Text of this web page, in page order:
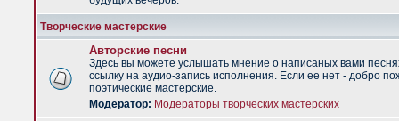
Творческие мастерские
Авторские песни
Здесь вы можете услышать мнение о написаных вами
ссылку на аудио-запись исполнения. Если ее нет - добро
поэтические мастерские.
Модератор: Модераторы творческих мастерских